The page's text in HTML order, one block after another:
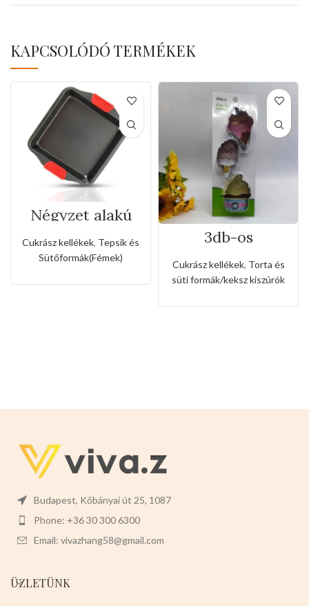
KAPCSOLÓDÓ TERMÉKEK
Négyzet alakú
tepsi szilikon
fogóval
Cukrász kellékek, Tepsik és
Sütőformák(Fémek)
3db-os
kiszúró készlet
fagyi és muffin
alakkal
Cukrász kellékek, Torta és
süti formák/keksz kiszúrók
Budapest, Kőbányai út 25, 1087
Phone: +36 30 300 6300
Email: vivazhang58@gmail.com
ÜZLETÜNK